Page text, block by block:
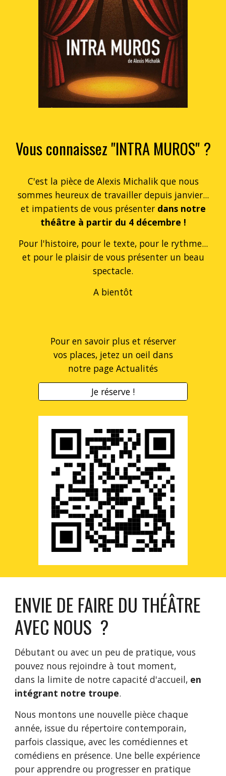
Vous connaissez "INTRA MUROS" ?
C'est la pièce de Alexis Michalik que nous
sommes heureux de travailler depuis janvier...
et impatients de vous présenter dans notre
théâtre à partir du 4 décembre !
Pour l'histoire, pour le texte, pour le rythme...
et pour le plaisir de vous présenter un beau
spectacle.
A bientôt
Pour en savoir plus et réserver
vos places, jetez un oeil dans
notre page Actualités
Je réserve !
ENVIE DE FAIRE DU THÉÂTRE
AVEC NOUS ?
Débutant ou avec un peu de pratique, vous
pouvez nous rejoindre à tout moment,
dans la limite de notre capacité d'accueil, en
intégrant notre troupe.
Nous montons une nouvelle pièce chaque
année, issue du répertoire contemporain,
parfois classique, avec les comédiennes et
comédiens en présence. Une belle expérience
pour apprendre ou progresser en pratique